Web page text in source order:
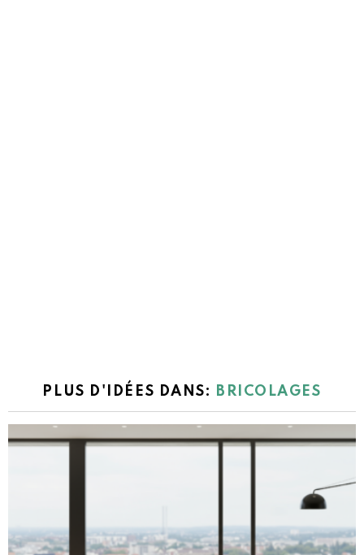
PLUS D'IDÉES DANS: BRICOLAGES